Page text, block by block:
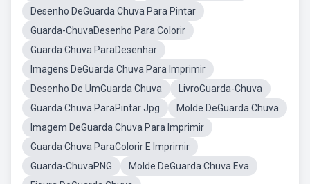
Desenho DeGuarda Chuva Para Pintar
Guarda-ChuvaDesenho Para Colorir
Guarda Chuva ParaDesenhar
Imagens DeGuarda Chuva Para Imprimir
Desenho De UmGuarda Chuva
LivroGuarda-Chuva
Guarda Chuva ParaPintar Jpg
Molde DeGuarda Chuva
Imagem DeGuarda Chuva Para Imprimir
Guarda Chuva ParaColorir E Imprimir
Guarda-ChuvaPNG
Molde DeGuarda Chuva Eva